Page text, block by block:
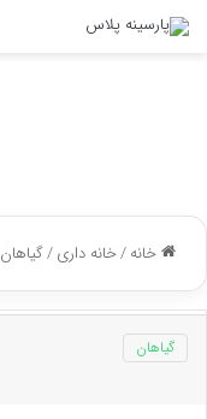
خانه/خانه داری/گیاهان
گیاهان